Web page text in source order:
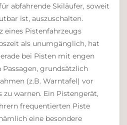
abfahrende Skiläufer, soweit
ist, auszuschalten.
eines Pistenfahrzeugs
als unumgänglich, hat
bei Pisten mit engen
grundsätzlich
(z.B. Warntafel) vor
zu warnen. Ein Pistengerät,
frequentierten Piste
eine besondere